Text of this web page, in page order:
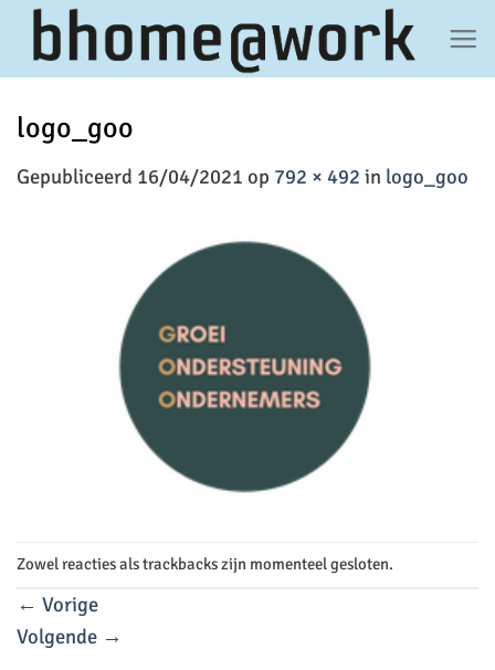
inhoud
logo_goo
Gepubliceerd 16/04/2021 op 792 × 492 in logo_goo
Zowel reacties als trackbacks zijn momenteel gesloten.
← Vorige
Volgende →